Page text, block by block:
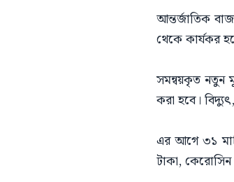
আন্তর্জাতিক
থেকে কার্যকর
সমন্বয়কৃত নতুন
করা হবে।
এর আগে ৩১
টাকা,